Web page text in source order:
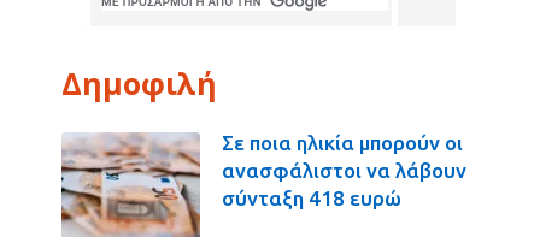
Δημοφιλή
Σε ποια ηλικία μπορούν οι
ανασφάλιστοι να λάβουν
σύνταξη 418 ευρώ